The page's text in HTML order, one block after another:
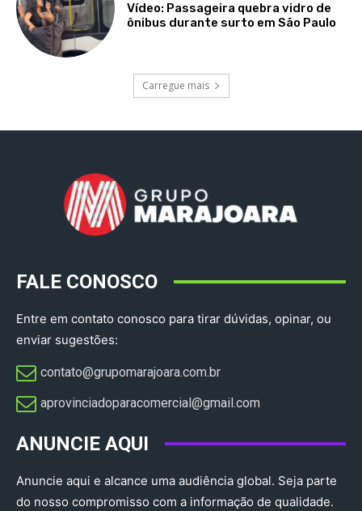
Vídeo: Passageira quebra vidro de
ônibus durante surto em São Paulo
Carregue mais
FALE CONOSCO
Entre em contato conosco para tirar dúvidas, opinar, ou
enviar sugestões:
contato@grupomarajoara.com.br
aprovinciadoparacomercial@gmail.com​
ANUNCIE AQUI
Anuncie aqui e alcance uma audiência global. Seja parte
do nosso compromisso com a informação de qualidade.